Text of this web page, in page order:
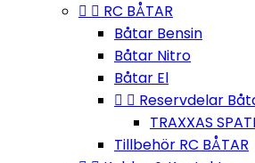
  RC BÅTAR
Båtar Bensin
Båtar Nitro
Båtar El
  Reservdelar
TRAXXAS
Tillbehör RC BÅTAR